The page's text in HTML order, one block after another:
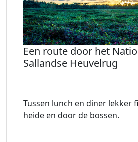
Een route door het
Sallandse Heuvelrug
Tussen lunch en diner lekker
heide en door de bossen.